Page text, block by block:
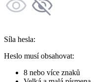
Síla hesla:
Heslo musí obsahovat:
8 nebo více znaků